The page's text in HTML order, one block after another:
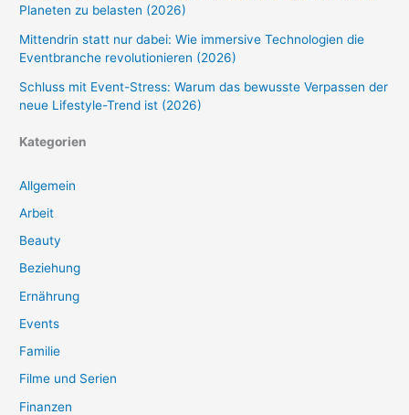
Planeten zu belasten (2026)
Mittendrin statt nur dabei: Wie immersive Technologien die
Eventbranche revolutionieren (2026)
Schluss mit Event-Stress: Warum das bewusste Verpassen der
neue Lifestyle-Trend ist (2026)
Kategorien
Allgemein
Arbeit
Beauty
Beziehung
Ernährung
Events
Familie
Filme und Serien
Finanzen